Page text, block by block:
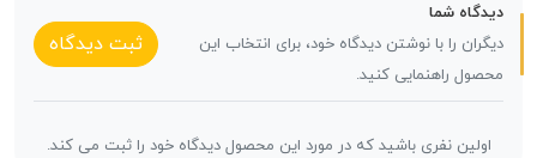
دیدگاه شما
دیگران را با نوشتن دیدگاه خود، برای انتخاب این
محصول راهنمایی کنید.
ثبت دیدگاه
اولین نفری باشید که در مورد این محصول دیدگاه خود را ثبت می کند.